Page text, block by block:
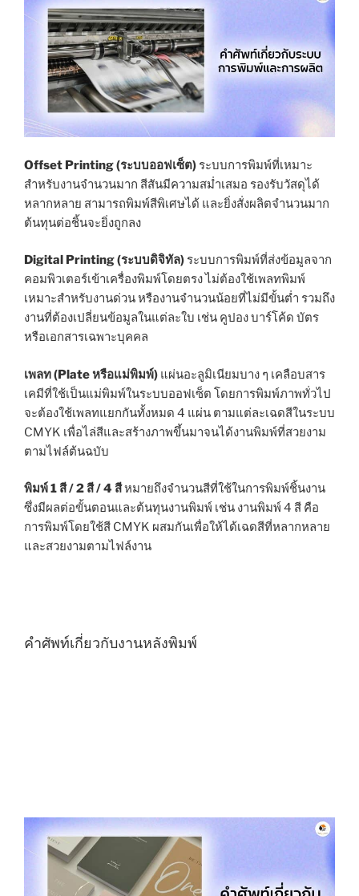
Offset Printing (ระบบออฟเซ็ต) ระบบการพิมพ์ที่เหมาะ
สำหรับงานจำนวนมาก สีสันมีความสม่ำเสมอ รองรับวัสดุได้
หลากหลาย สามารถพิมพ์สีพิเศษได้ และยิ่งสั่งผลิตจำนวนมาก
ต้นทุนต่อชิ้นจะยิ่งถูกลง
Digital Printing (ระบบดิจิทัล) ระบบการพิมพ์ที่ส่งข้อมูลจาก
คอมพิวเตอร์เข้าเครื่องพิมพ์โดยตรง ไม่ต้องใช้เพลทพิมพ์
เหมาะสำหรับงานด่วน หรืองานจำนวนน้อยที่ไม่มีขั้นต่ำ รวมถึง
งานที่ต้องเปลี่ยนข้อมูลในแต่ละใบ เช่น คูปอง บาร์โค้ด บัตร
หรือเอกสารเฉพาะบุคคล
เพลท (Plate หรือแม่พิมพ์) แผ่นอะลูมิเนียมบาง ๆ เคลือบสาร
เคมีที่ใช้เป็นแม่พิมพ์ในระบบออฟเซ็ต โดยการพิมพ์ภาพทั่วไป
จะต้องใช้เพลทแยกกันทั้งหมด 4 แผ่น ตามแต่ละเฉดสีในระบบ
CMYK เพื่อไล่สีและสร้างภาพขึ้นมาจนได้งานพิมพ์ที่สวยงาม
ตามไฟล์ต้นฉบับ
พิมพ์ 1 สี / 2 สี / 4 สีหมายถึงจำนวนสีที่ใช้ในการพิมพ์ชิ้นงาน
ซึ่งมีผลต่อขั้นตอนและต้นทุนงานพิมพ์ เช่น งานพิมพ์ 4 สี คือ
การพิมพ์โดยใช้สี CMYK ผสมกันเพื่อให้ได้เฉดสีที่หลากหลาย
และสวยงามตามไฟล์งาน
คำศัพท์เกี่ยวกับงานหลังพิมพ์